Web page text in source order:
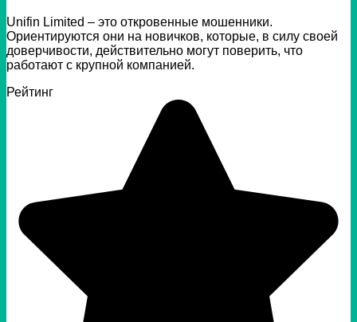
Unifin Limited – это откровенные мошенники.
Ориентируются они на новичков, которые, в силу своей
доверчивости, действительно могут поверить, что
работают с крупной компанией.
Рейтинг